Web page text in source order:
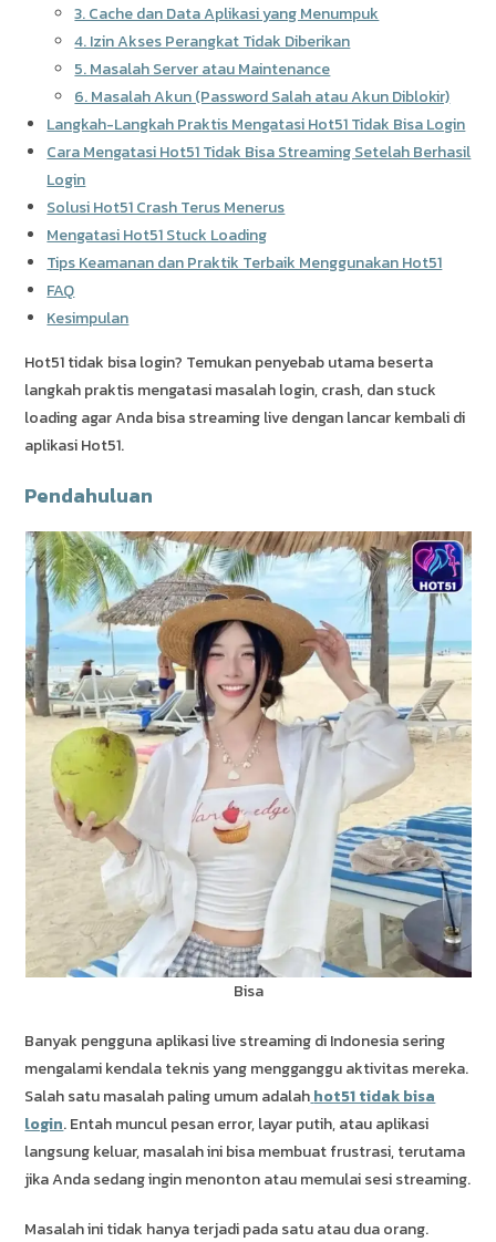
3. Cache dan Data Aplikasi yang Menumpuk
4. Izin Akses Perangkat Tidak Diberikan
5. Masalah Server atau Maintenance
6. Masalah Akun (Password Salah atau Akun Diblokir)
Langkah-Langkah Praktis Mengatasi Hot51 Tidak Bisa Login
Cara Mengatasi Hot51 Tidak Bisa Streaming Setelah Berhasil
Login
Solusi Hot51 Crash Terus Menerus
Mengatasi Hot51 Stuck Loading
Tips Keamanan dan Praktik Terbaik Menggunakan Hot51
FAQ
Kesimpulan
Hot51 tidak bisa login? Temukan penyebab utama beserta
langkah praktis mengatasi masalah login, crash, dan stuck
loading agar Anda bisa streaming live dengan lancar kembali di
aplikasi Hot51.
Pendahuluan
Bisa
Banyak pengguna aplikasi live streaming di Indonesia sering
mengalami kendala teknis yang mengganggu aktivitas mereka.
Salah satu masalah paling umum adalahhot51 tidak bisa
login. Entah muncul pesan error, layar putih, atau aplikasi
langsung keluar, masalah ini bisa membuat frustrasi, terutama
jika Anda sedang ingin menonton atau memulai sesi streaming.
Masalah ini tidak hanya terjadi pada satu atau dua orang.